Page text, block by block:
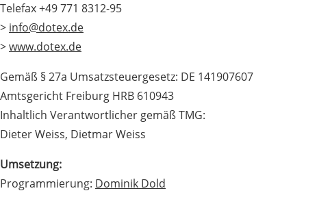
Telefax +49 771 8312-95
> info@dotex.de
>www.dotex.de
Gemäß § 27a Umsatzsteuergesetz: DE 141907607
Amtsgericht Freiburg HRB 610943
Inhaltlich Verantwortlicher gemäß TMG:
Dieter Weiss, Dietmar Weiss
Umsetzung:
Programmierung: Dominik Dold